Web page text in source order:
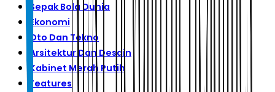
Sepak Bola Dunia
Ekonomi
Oto Dan Tekno
Arsitektur Dan Desain
Kabinet Merah Putih
Features